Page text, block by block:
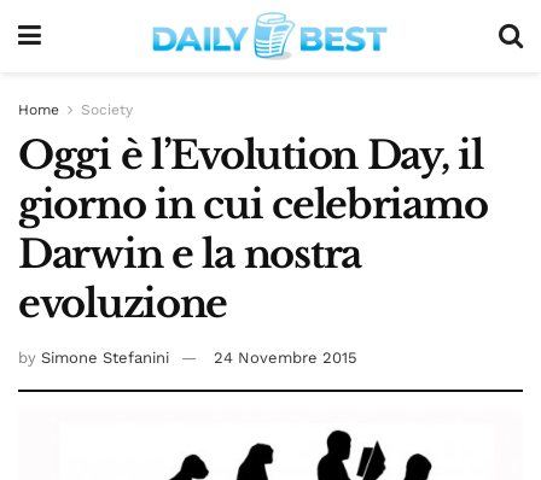
Home Society
Oggi è l’Evolution Day, il
giorno in cui celebriamo
Darwin e la nostra
evoluzione
by Simone Stefanini 24 Novembre 2015